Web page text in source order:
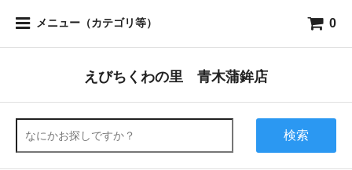
メニュー（カテゴリ等） 0
えびちくわの里 青木蒲鉾店
検索